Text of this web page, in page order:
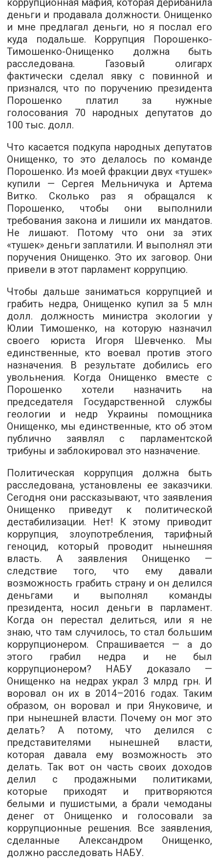
коррупционная мафия, которая дерибанила
деньги и продавала должности. Онищенко
и мне предлагал деньги, но я послал его
куда подальше. Коррупция Порошенко-
Тимошенко-Онищенко должна быть
расследована. Газовый олигарх
фактически сделал явку с повинной и
признался, что по поручению президента
Порошенко платил за нужные
голосования 70 народных депутатов до
100 тыс. долл.
Что касается подкупа народных депутатов
Онищенко, то это делалось по команде
Порошенко. Из моей фракции двух «тушек»
купили — Сергея Мельничука и Артема
Витко. Сколько раз я обращался к
Порошенко, чтобы они выполнили
требования закона и лишили их мандатов.
Не лишают. Потому что они за этих
«тушек» деньги заплатили. И выполнял эти
поручения Онищенко. Это их заговор. Они
привели в этот парламент коррупцию.
Чтобы дальше заниматься коррупцией и
грабить недра, Онищенко купил за 5 млн
долл. должность министра экологии у
Юлии Тимошенко, на которую назначил
своего юриста Игоря Шевченко. Мы
единственные, кто воевал против этого
назначения. В результате добились его
увольнения. Когда Онищенко вместе с
Порошенко хотели назначить на
председателя Государственной службы
геологии и недр Украины помощника
Онищенко, мы единственные, кто об этом
публично заявлял с парламентской
трибуны и заблокировал это назначение.
Политическая коррупция должна быть
расследована, установлены ее заказчики.
Сегодня они рассказывают, что заявления
Онищенко приведут к политической
дестабилизации. Нет! К этому приводит
коррупция, злоупотребления, тарифный
геноцид, который проводит нынешняя
власть. А заявления Онищенко —
следствие того, что ему давали
возможность грабить страну и он делился
деньгами и выполнял команды
президента, носил деньги в парламент.
Когда он перестал делиться, или я не
знаю, что там случилось, то стал большим
коррупционером. Спрашивается — а до
этого грабил недра и не был
коррупционером? НАБУ доказало —
Онищенко на недрах украл 3 млрд грн. И
воровал он их в 2014–2016 годах. Таким
образом, он воровал и при Януковиче, и
при нынешней власти. Почему он мог это
делать? А потому, что делился с
представителями нынешней власти,
которая давала ему возможность это
делать. Так вот он часть своих доходов
делил с продажными политиками,
которые приходят и притворяются
белыми и пушистыми, а брали чемоданы
денег от Онищенко и голосовали за
коррупционные решения. Все заявления,
сделанные Александром Онищенко,
должно расследовать НАБУ.